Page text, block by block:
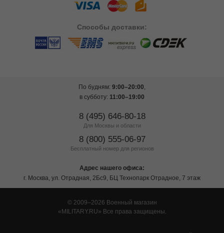
Способы доставки:
По будням: 9:00–20:00,
в субботу: 11:00–19:00
8 (495) 646-80-18
Для Москвы и области
8 (800) 555-06-97
Бесплатный номер для регионов
Адрес нашего офиса:
г. Москва, ул. Отрадная, 2Бс9, БЦ Технопарк Отрадное, 7 этаж
© 2009–2026 Военный магазин
MILITARY.RU
Все права защищены.